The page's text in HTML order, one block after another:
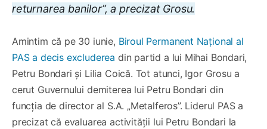
returnarea banilor”, a precizat Grosu.
Amintim că pe 30 iunie, Biroul Permanent Național al
PAS a decis excluderea din partid a lui Mihai Bondari,
Petru Bondari și Lilia Coică. Tot atunci, Igor Grosu a
cerut Guvernului demiterea lui Petru Bondari din
funcția de director al S.A. „Metalferos”. Liderul PAS a
precizat că evaluarea activității lui Petru Bondari la